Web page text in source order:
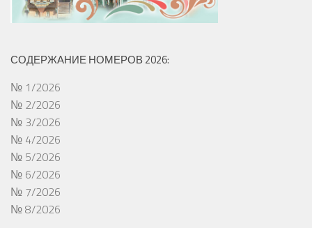
СОДЕРЖАНИЕ НОМЕРОВ 2026:
№ 1/2026
№ 2/2026
№ 3/2026
№ 4/2026
№ 5/2026
№ 6/2026
№ 7/2026
№ 8/2026